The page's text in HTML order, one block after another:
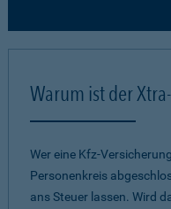
Warum ist der
Wer eine Kfz-
Personenkreis
ans Steuer lassen. Wird